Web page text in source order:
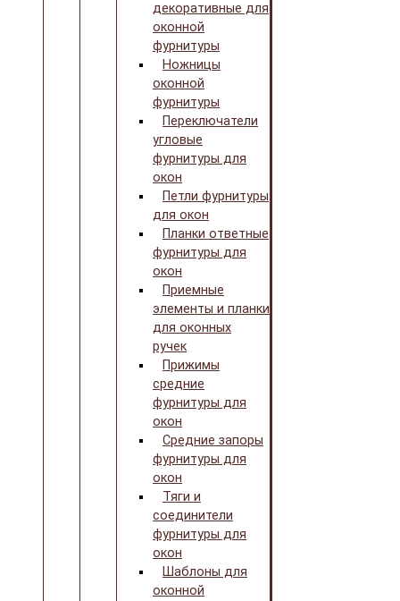
декоративные для
оконной
фурнитуры
Ножницы
оконной
фурнитуры
Переключатели
угловые
фурнитуры для
окон
Петли фурнитуры
для окон
Планки ответные
фурнитуры для
окон
Приемные
элементы и планки
для оконных
ручек
Прижимы
средние
фурнитуры для
окон
Средние запоры
фурнитуры для
окон
Тяги и
соединители
фурнитуры для
окон
Шаблоны для
оконной